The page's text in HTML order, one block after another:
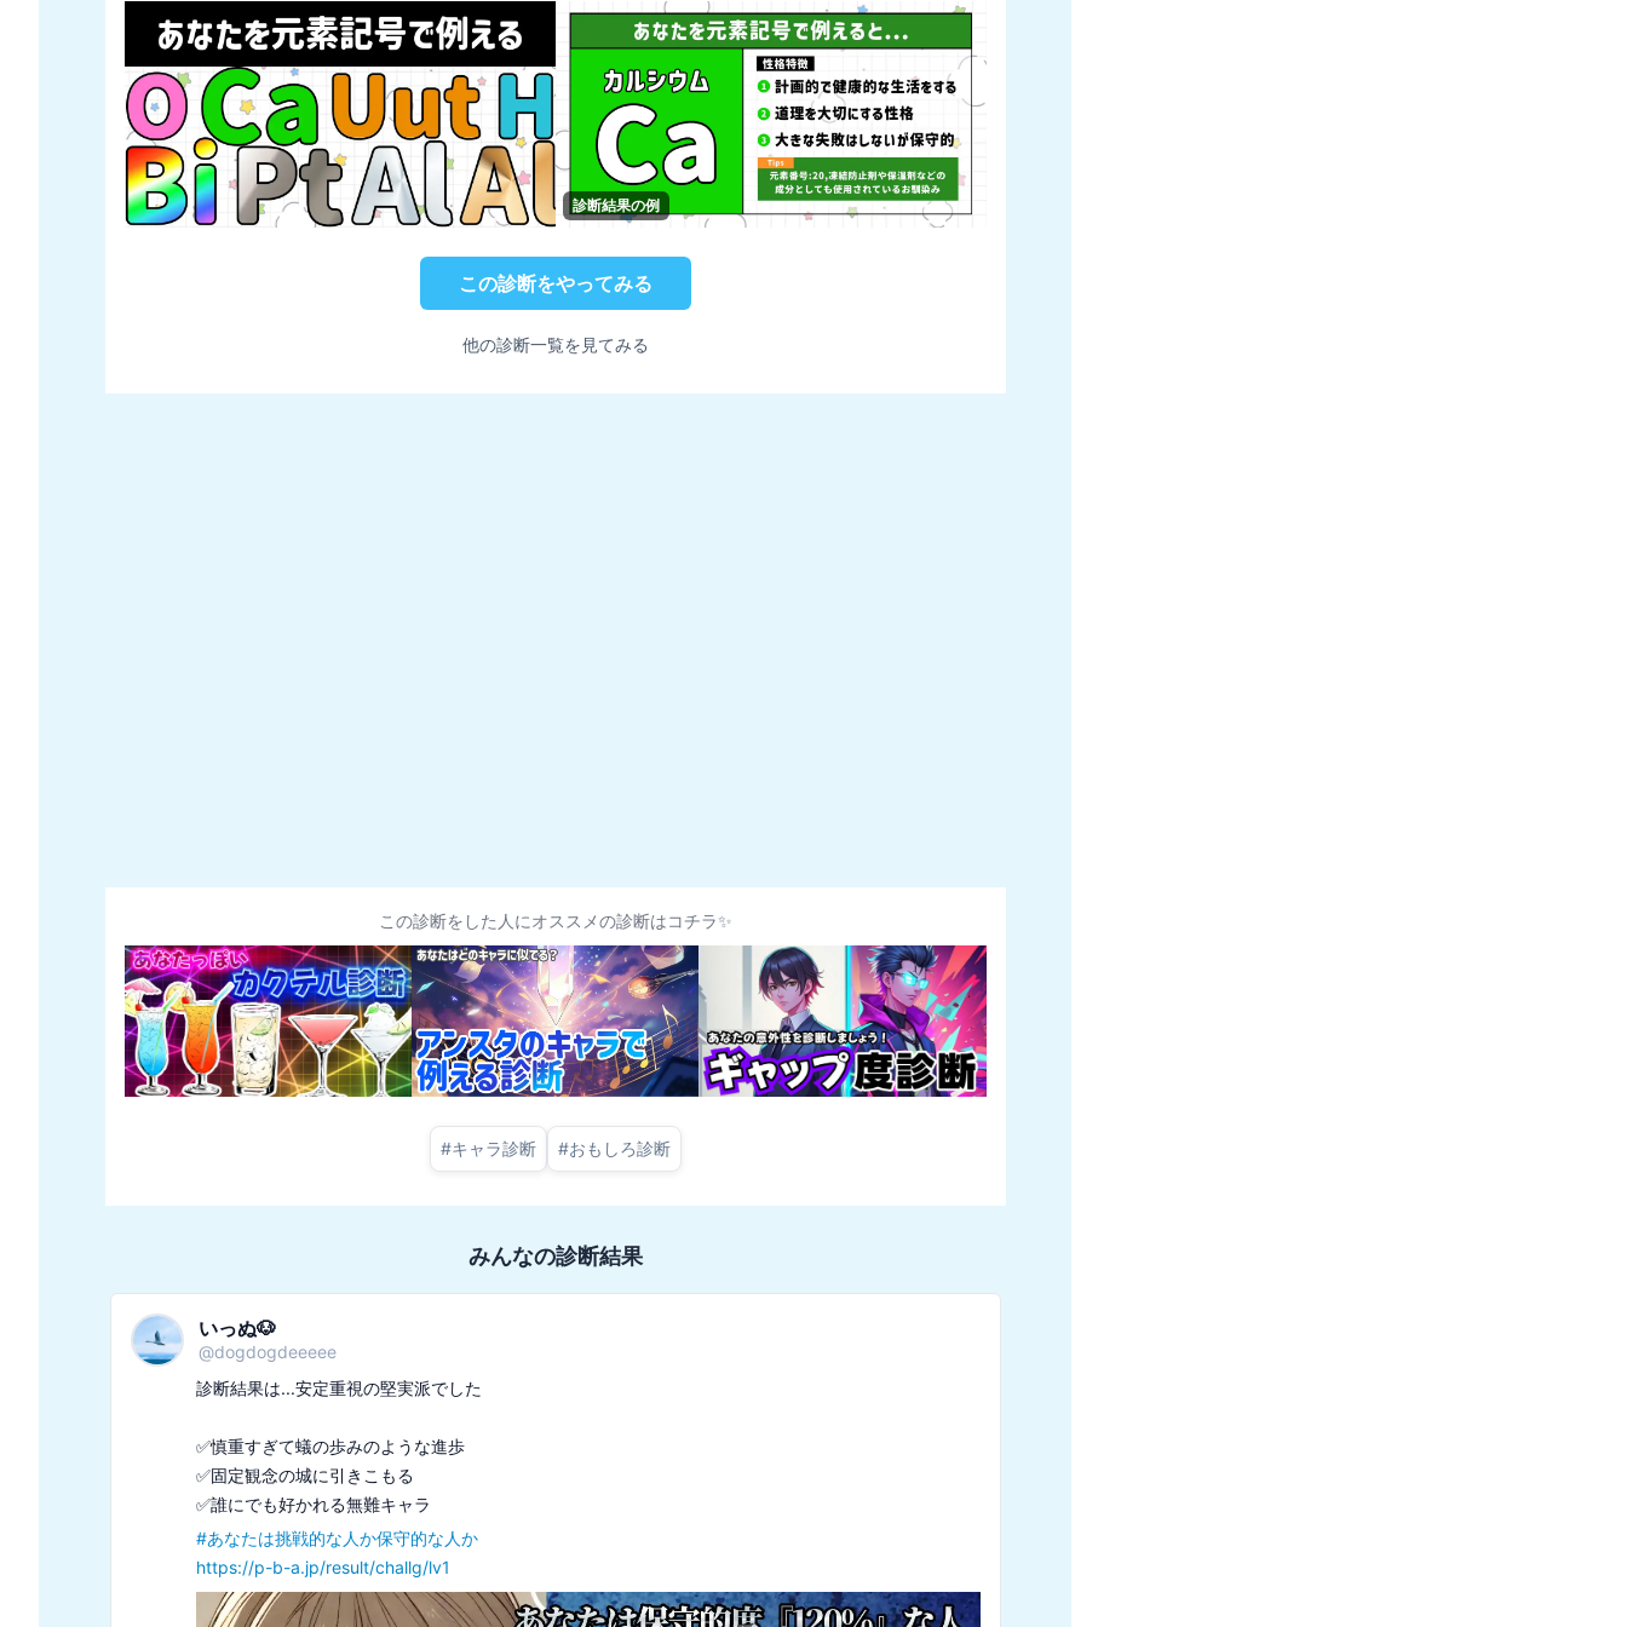
診断結果の例
この診断をやってみる
他の診断一覧を見てみる
この診断をした人にオススメの診断はコチラ✨
#キャラ診断 #おもしろ診断
みんなの診断結果
いっぬ🐶
@dogdogdeeeee
診断結果は...安定重視の堅実派でした
✅慎重すぎて蟻の歩みのような進歩
✅固定観念の城に引きこもる
#あなたは挑戦的な人か保守的な人か
https://p-b-a.jp/result/challg/lv1